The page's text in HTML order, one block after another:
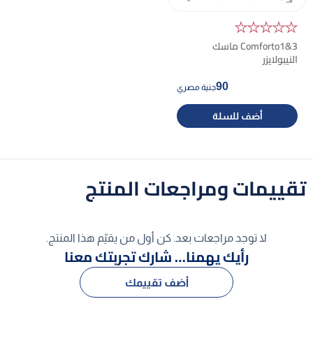
★★★★★
Comforto1&3 ماسك
النيبولايزر
جنية مصري90
أضف للسلة
تقييمات ومراجعات المنتج
لا توجد مراجعات بعد. كن أول من يقيّم هذا المنتج.
رأيك يهمنا… شارك تجربتك معنا
أضف تقييمك